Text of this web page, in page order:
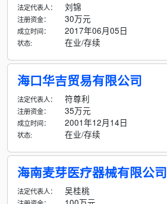
法定代表人： 刘锦
注册资金： 30万元
成立时间： 2017年06月05日
状态: 在业/存续
海口华吉贸易有限公司
法定代表人： 符尊利
注册资金： 35万元
成立时间： 2001年12月14日
状态: 在业/存续
海南麦芽医疗器械有限公司
法定代表人： 吴桂桃